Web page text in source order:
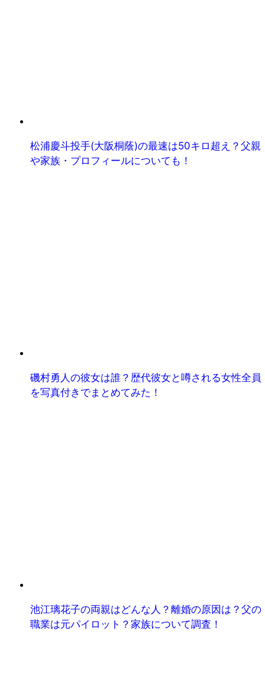
松浦慶斗投手(大阪桐蔭)の最速は50キロ超え？父親
や家族・プロフィールについても！
磯村勇人の彼女は誰？歴代彼女と噂される女性全員
を写真付きでまとめてみた！
池江璃花子の両親はどんな人？離婚の原因は？父の
職業は元パイロット？家族について調査！